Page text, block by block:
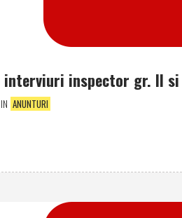
interviuri inspector gr. II
IN ANUNTURI